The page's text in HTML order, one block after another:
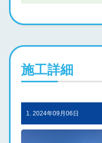
施工詳細
1. 2024年09月06日